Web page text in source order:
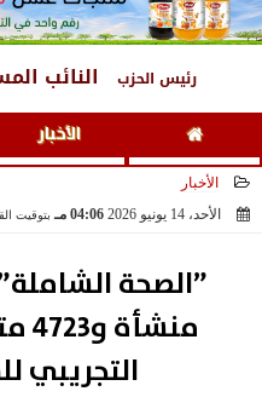
رئيس الحزب النائب
الأخبار
الأخبار
الأحد، 14 يونيو 2026
04:06 مـ بتوقيت
التجريبي